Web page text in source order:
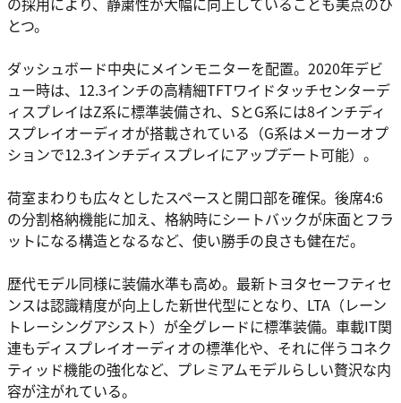
とつ。
ダッシュボード中央にメインモニターを配置。2020年デビ
ュー時は、12.3インチの高精細TFTワイドタッチセンターデ
ィスプレイはZ系に標準装備され、SとG系には8インチディ
スプレイオーディオが搭載されている（G系はメーカーオプ
ションで12.3インチディスプレイにアップデート可能）。
荷室まわりも広々としたスペースと開口部を確保。後席4:6
の分割格納機能に加え、格納時にシートバックが床面とフラ
ットになる構造となるなど、使い勝手の良さも健在だ。
歴代モデル同様に装備水準も高め。最新トヨタセーフティセ
ンスは認識精度が向上した新世代型にとなり、LTA（レーン
トレーシングアシスト）が全グレードに標準装備。車載IT関
連もディスプレイオーディオの標準化や、それに伴うコネク
ティッド機能の強化など、プレミアムモデルらしい贅沢な内
容が注がれている。